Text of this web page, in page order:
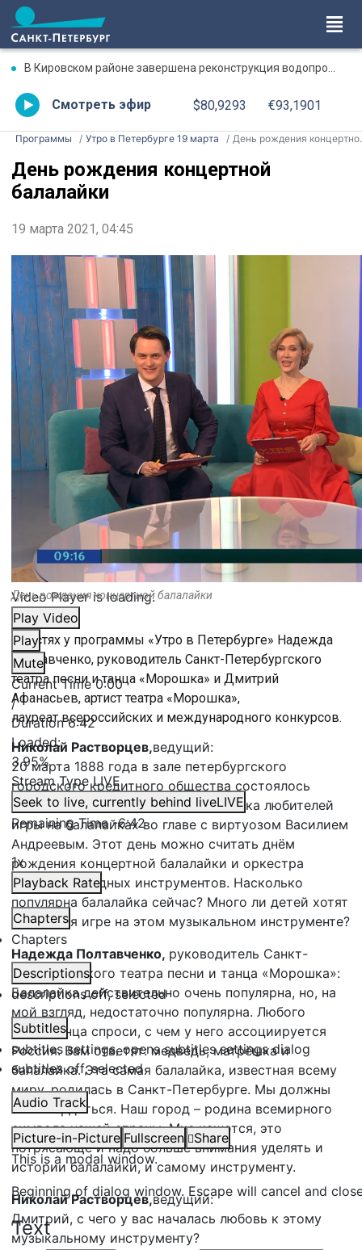
В Кировском районе завершена реконструкция водопроводной магистрали по особой технологии
Смотреть эфир $80,9293 €93,1901
Программы Утро в Петербурге 19 марта День рождения концертной балалайки
День рождения концертной
балалайки
19 марта 2021, 04:45
Video Player is loading.
Play Video
Play
Mute
Current Time0:00
/
Duration6:42
Loaded:
3.95%
Stream TypeLIVE
Seek to live, currently behind liveLIVE
Remaining Time-6:42
1x
Playback Rate
Chapters
Chapters
Descriptions
descriptions off, selected
Subtitles
subtitles settings, opens subtitles settings dialog
subtitles off, selected
Audio Track
Picture-in-Picture Fullscreen
Share
This is a modal window.
Beginning of dialog window. Escape will cancel and
Text
День рождения концертной балалайки
В гостях у программы «Утро в Петербурге» Надежда
Полтавченко, руководитель Санкт-Петербургского
театра песни и танца «Морошка» и Дмитрий
Афанасьев, артист театра «Морошка»,
лауреат всероссийских и международного конкурсов.
Николай Растворцев,ведущий:
20 марта 1888 года в зале петербургского
городского кредитного общества состоялось
первое выступление оркестра кружка любителей
игры на балалайках во главе с виртуозом Василием
Андреевым. Этот день можно считать днём
рождения концертной балалайки и оркестра
русских народных инструментов. Насколько
популярна балалайка сейчас? Много ли детей хотят
обучиться игре на этом музыкальном инструменте?
Надежда Полтавченко, руководитель Санкт-
Петербургского театра песни и танца «Морошка»:
Балалайка действительно очень популярна, но, на
мой взгляд, недостаточно популярна. Любого
иностранца спроси, с чем у него ассоциируется
Россия. Вам ответят: медведь, матрёшка и
балалайка. Эта самая балалайка, известная всему
миру, родилась в Санкт-Петербурге. Мы должны
этим гордиться. Наш город – родина всемирного
символа нашей страны. Мне кажется, это
потрясающе и надо больше внимания уделять и
истории балалайки, и самому инструменту.
Николай Растворцев,ведущий:
Дмитрий, с чего у вас началась любовь к этому
музыкальному инструменту?